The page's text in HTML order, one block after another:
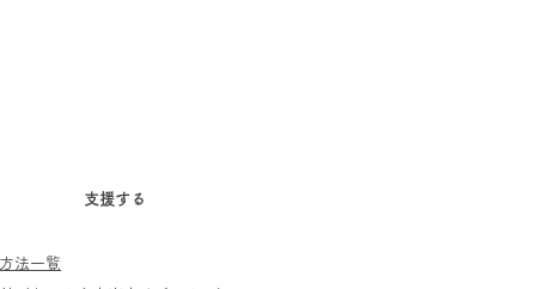
支援する
法一覧